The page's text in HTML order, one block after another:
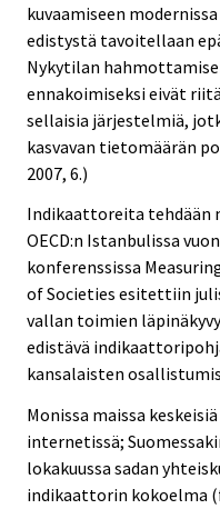
kuvaamiseen
edistystä tavoitellaan
Nykytilan
ennakoimiseksi eivät
sellaisia järjestelmiä,
kasvavan tietomäärän
2007, 6.)
Indikaattoreita tehdään
OECD:n Istanbulissa
konferenssissa
of Societies esitettiin
vallan toimien
edistävä
kansalaisten
Monissa maissa
internetissä;
lokakuussa sadan
indikaattorin kokoelma